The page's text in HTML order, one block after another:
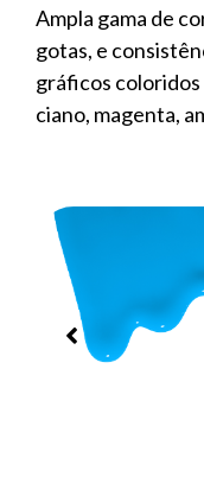
Ampla gama de
gotas, e
gráficos
ciano, magenta,